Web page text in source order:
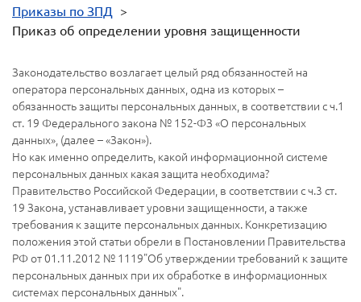
Приказы по ЗПД >
Приказ об определении уровня защищенности
Законодательство возлагает целый ряд обязанностей на
оператора персональных данных, одна из которых –
обязанность защиты персональных данных, в соответствии с ч.1
ст. 19 Федерального закона № 152-ФЗ «О персональных
данных», (далее – «Закон»).
Но как именно определить, какой информационной системе
персональных данных какая защита необходима?
Правительство Российской Федерации, в соответствии с ч.3 ст.
19 Закона, устанавливает уровни защищенности, а также
требования к защите персональных данных. Конкретизацию
положения этой статьи обрели в Постановлении Правительства
РФ от 01.11.2012 № 1119"Об утверждении требований к защите
персональных данных при их обработке в информационных
системах персональных данных".